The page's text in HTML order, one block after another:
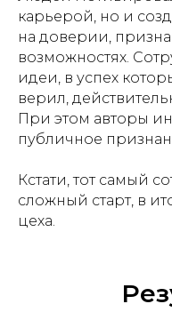
карьерой, но и
на доверии,
возможностях.
идеи, в успех
верил,
При этом авторы
публичное
Кстати, тот самый
сложный старт, в
цеха.